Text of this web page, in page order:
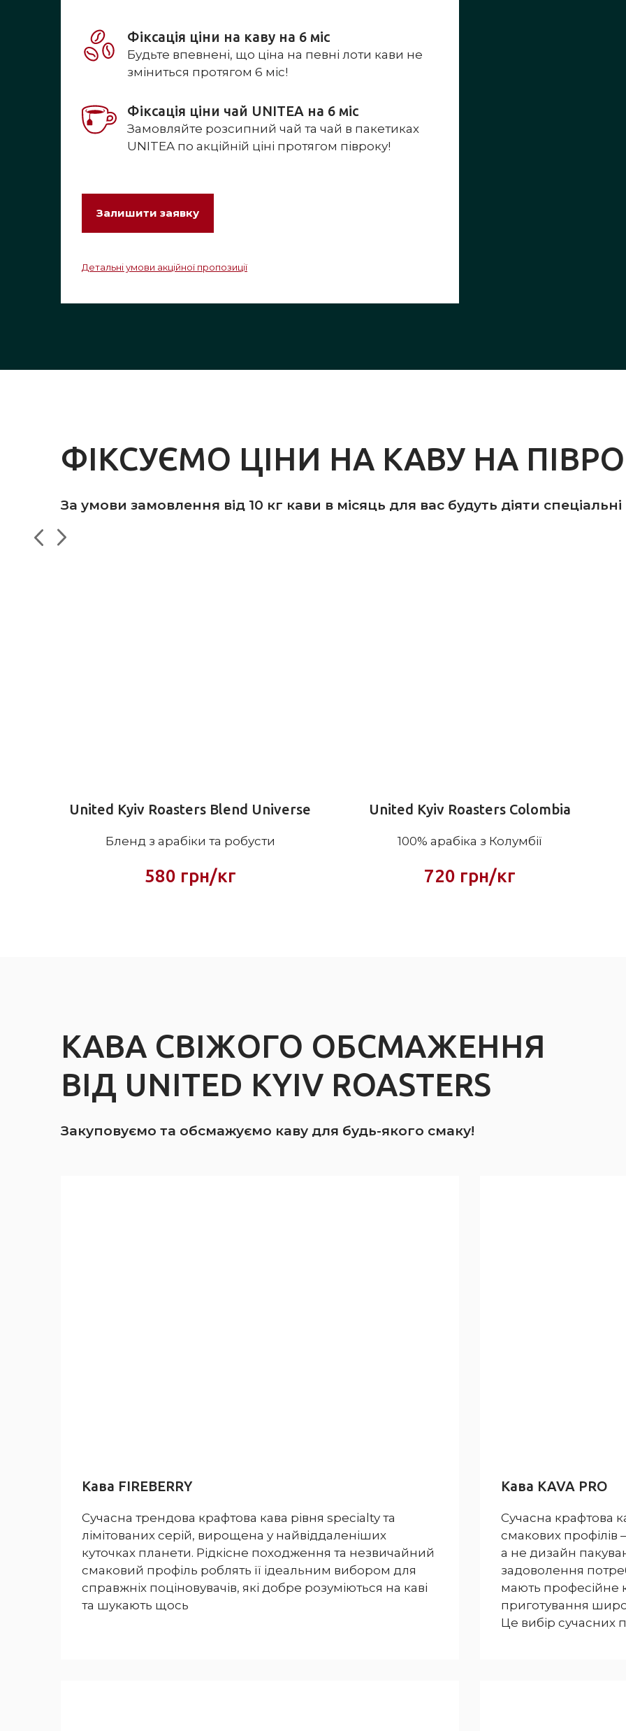
Фіксація ціни на каву на 6 міс
Будьте впевнені, що ціна на певні лоти кави не
зміниться протягом 6 міс!
Фіксація ціни чай UNITEA на 6 міс
Замовляйте розсипний чай та чай в пакетиках
UNITEA по акційній ціні протягом півроку!
Залишити заявку
Детальні умови акційної пропозиції
ФІКСУЄМО ЦІНИ НА КАВУ НА
За умови замовлення від 10 кг кави в місяць для вас будуть діяти спеціальні
United Kyiv Roasters Blend Universe
Бленд з арабіки та робусти
580 грн/кг
United Kyiv Roasters Colombia
100% арабіка з Колумбії
720 грн/кг
КАВА СВІЖОГО ОБСМАЖЕННЯ
ВІД UNITED KYIV ROASTERS
Закуповуємо та обсмажуємо каву для будь-якого смаку!
Кава FIREBERRY
Сучасна трендова крафтова кава рівня specialty та
лімітованих серій, вирощена у найвіддаленіших
куточках планети. Рідкісне походження та незвичайний
смаковий профіль роблять її ідеальним вибором для
справжніх поціновувачів, які добре розуміються на каві
та шукають щось
Кава KAVA PRO
Сучасна крафтова
смакових профілів
а не дизайн
задоволення
мають професійне
приготування
Це вибір сучасних